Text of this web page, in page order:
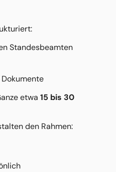
Standesbeamten
etwa15 bis 30
den Rahmen: